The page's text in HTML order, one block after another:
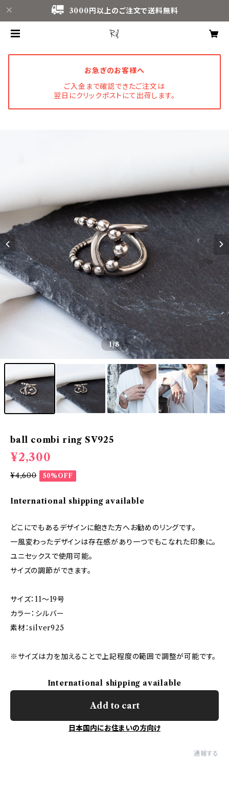
3000円以上のご注文で送料無料
お急ぎのお客様へ
ご入金まで確認できたご注文は
翌日にクリックポストにて出荷します。
1/8
ball combi ring SV925
¥2,300
¥4,600 50%OFF
International shipping available
どこにでもあるデザインに飽きた方へお勧めのリングです。
一風変わったデザインは存在感があり一つでもこなれた印象に。
ユニセックスで使用可能。
サイズの調節ができます。
サイズ：11～19号
カラー：シルバー
素材：silver925
※サイズは力を加えることで上記程度の範囲で調整が可能です。
International shipping available
Add to cart
日本国内にお住まいの方向け
通報する